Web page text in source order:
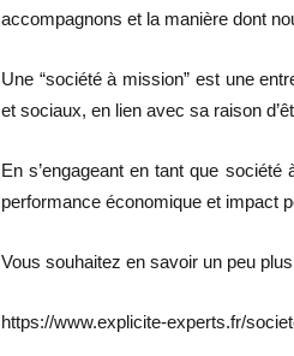
accompagnons et la manière dont
Une “société à mission” est une
et sociaux, en lien avec sa raison
En s’engageant en tant que
performance économique et impact
Vous souhaitez en savoir un peu
https://www.explicite-experts.fr/